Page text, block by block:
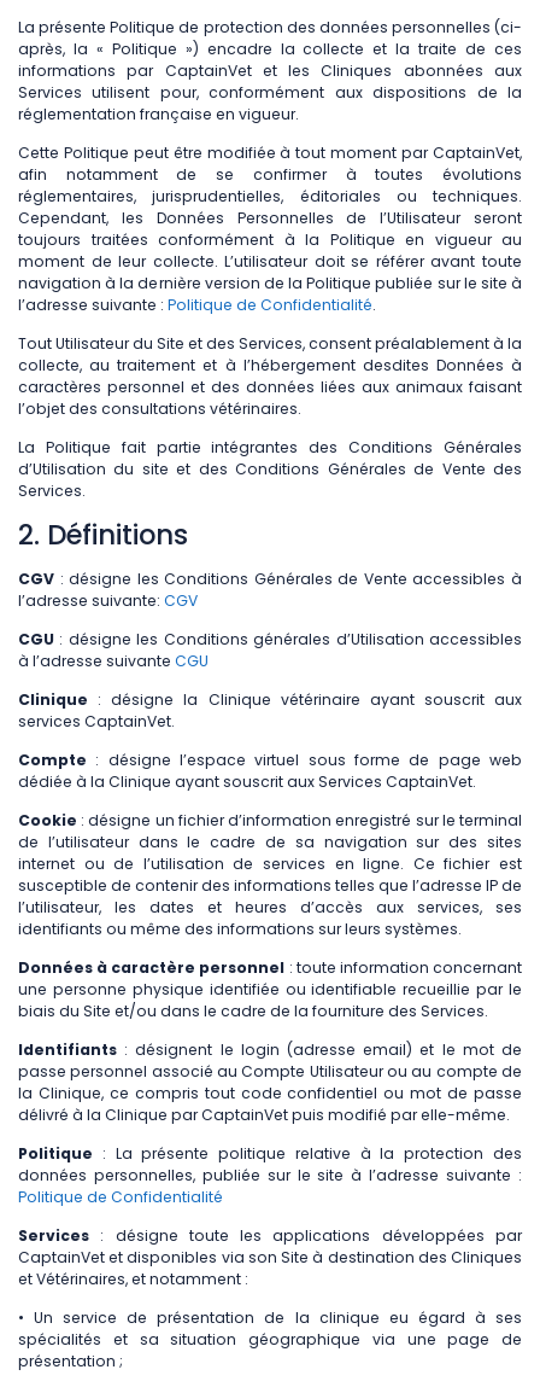
La présente Politique de protection des données personnelles (ci-
après, la « Politique ») encadre la collecte et la traite de ces
informations par CaptainVet et les Cliniques abonnées aux
Services utilisent pour, conformément aux dispositions de la
réglementation française en vigueur.
Cette Politique peut être modifiée à tout moment par CaptainVet,
afin notamment de se confirmer à toutes évolutions
réglementaires, jurisprudentielles, éditoriales ou techniques.
Cependant, les Données Personnelles de l’Utilisateur seront
toujours traitées conformément à la Politique en vigueur au
moment de leur collecte. L’utilisateur doit se référer avant toute
navigation à la dernière version de la Politique publiée sur le site à
l’adresse suivante : Politique de Confidentialité.
Tout Utilisateur du Site et des Services, consent préalablement à la
collecte, au traitement et à l’hébergement desdites Données à
caractères personnel et des données liées aux animaux faisant
l’objet des consultations vétérinaires.
La Politique fait partie intégrantes des Conditions Générales
d’Utilisation du site et des Conditions Générales de Vente des
Services.
2. Définitions
CGV : désigne les Conditions Générales de Vente accessibles à
l’adresse suivante: CGV
CGU : désigne les Conditions générales d’Utilisation accessibles
à l’adresse suivante CGU
Clinique : désigne la Clinique vétérinaire ayant souscrit aux
services CaptainVet.
Compte : désigne l’espace virtuel sous forme de page web
dédiée à la Clinique ayant souscrit aux Services CaptainVet.
Cookie : désigne un fichier d’information enregistré sur le terminal
de l’utilisateur dans le cadre de sa navigation sur des sites
internet ou de l’utilisation de services en ligne. Ce fichier est
susceptible de contenir des informations telles que l’adresse IP de
l’utilisateur, les dates et heures d’accès aux services, ses
identifiants ou même des informations sur leurs systèmes.
Données à caractère personnel : toute information concernant
une personne physique identifiée ou identifiable recueillie par le
biais du Site et/ou dans le cadre de la fourniture des Services.
Identifiants : désignent le login (adresse email) et le mot de
passe personnel associé au Compte Utilisateur ou au compte de
la Clinique, ce compris tout code confidentiel ou mot de passe
délivré à la Clinique par CaptainVet puis modifié par elle-même.
Politique : La présente politique relative à la protection des
données personnelles, publiée sur le site à l’adresse suivante :
Politique de Confidentialité
Services : désigne toute les applications développées par
CaptainVet et disponibles via son Site à destination des Cliniques
et Vétérinaires, et notamment :
• Un service de présentation de la clinique eu égard à ses
spécialités et sa situation géographique via une page de
présentation ;